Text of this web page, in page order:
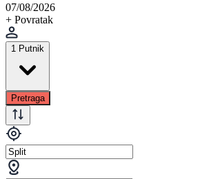
07/08/2026
+ Povratak
1 Putnik
Pretraga